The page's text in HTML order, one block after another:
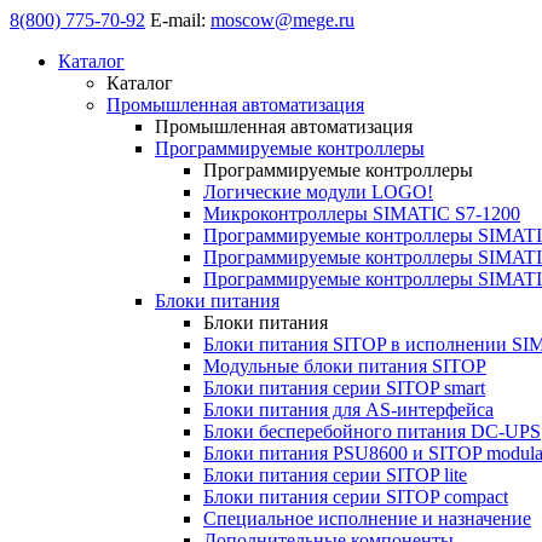
8(800) 775-70-92 E-mail: moscow@mege.ru
Каталог
Каталог
Промышленная автоматизация
Промышленная автоматизация
Программируемые контроллеры
Программируемые контроллеры
Логические модули LOGO!
Микроконтроллеры SIMATIC S7-1200
Программируемые контроллеры
Программируемые контроллеры
Программируемые контроллеры
Блоки питания
Блоки питания
Блоки питания SITOP в исполнении
Модульные блоки питания SITOP
Блоки питания серии SITOP smart
Блоки питания для AS-интерфейса
Блоки бесперебойного питания DC-UPS
Блоки питания PSU8600 и SITOP
Блоки питания серии SITOP lite
Блоки питания серии SITOP compact
Специальное исполнение и назначение